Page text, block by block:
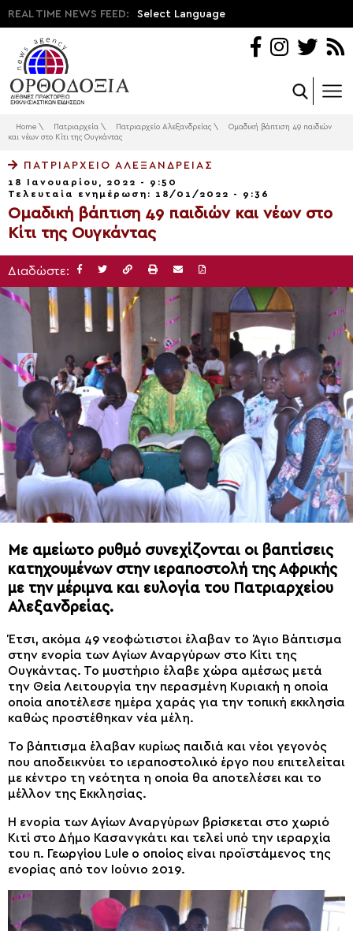
REAL TIME NEWS FEED: Select Language
Home \ Πατριαρχεία \ Πατριαρχείο Αλεξανδρείας \
Ομαδική βάπτιση 49 παιδιών
και νέων στο Κίτι της Ουγκάντας
ΠΑΤΡΙΑΡΧΕΊΟ ΑΛΕΞΑΝΔΡΕΊΑΣ
18 Ιανουαρίου, 2022 - 9:50
Τελευταία ενημέρωση: 18/01/2022 - 9:36
Ομαδική βάπτιση 49 παιδιών και νέων στο
Κίτι της Ουγκάντας
Διαδώστε:
Με αμείωτο ρυθμό συνεχίζονται οι βαπτίσεις
κατηχουμένων στην ιεραποστολή της Αφρικής
με την μέριμνα και ευλογία του Πατριαρχείου
Αλεξανδρείας.
Έτσι, ακόμα 49 νεοφώτιστοι έλαβαν το Άγιο Βάπτισμα
στην ενορία των Αγίων Αναργύρων στο Κίτι της
Ουγκάντας. Το μυστήριο έλαβε χώρα αμέσως μετά
την Θεία Λειτουργία την περασμένη Κυριακή η οποία
οποία αποτέλεσε ημέρα χαράς για την τοπική εκκλησία
καθώς προστέθηκαν νέα μέλη.
Το βάπτισμα έλαβαν κυρίως παιδιά και νέοι γεγονός
που αποδεικνύει το ιεραποστολικό έργο που επιτελείται
με κέντρο τη νεότητα η οποία θα αποτελέσει και το
μέλλον της Εκκλησίας.
Η ενορία των Αγίων Αναργύρων βρίσκεται στο χωριό
Κιτί στο Δήμο Κασανγκάτι και τελεί υπό την ιεραρχία
του π. Γεωργίου Lule ο οποίος είναι προϊστάμενος της
ενορίας από τον Ιούνιο 2019.